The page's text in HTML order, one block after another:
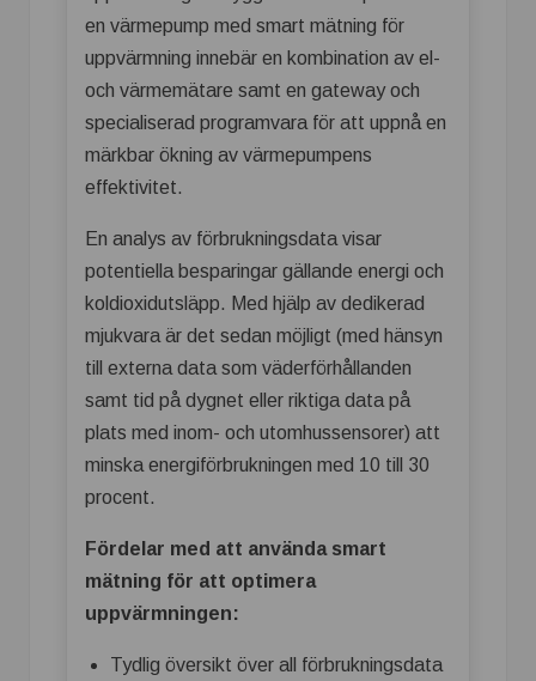
en värmepump med smart mätning för
uppvärmning innebär en kombination av el-
och värmemätare samt en gateway och
specialiserad programvara för att uppnå en
märkbar ökning av värmepumpens
effektivitet.
En analys av förbrukningsdata visar
potentiella besparingar gällande energi och
koldioxidutsläpp. Med hjälp av dedikerad
mjukvara är det sedan möjligt (med hänsyn
till externa data som väderförhållanden
samt tid på dygnet eller riktiga data på
plats med inom- och utomhussensorer) att
minska energiförbrukningen med 10 till 30
procent.
Fördelar med att använda smart
mätning för att optimera
uppvärmningen:
Tydlig översikt över all förbrukningsdata